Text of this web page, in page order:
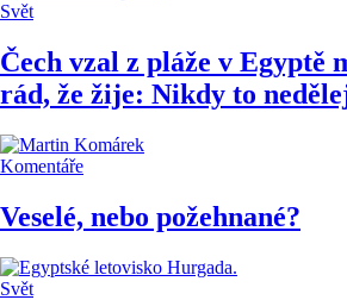
Svět
Čech vzal z pláže v Egyptě
rád, že žije: Nikdy to
Komentáře
Veselé, nebo požehnané?
Svět